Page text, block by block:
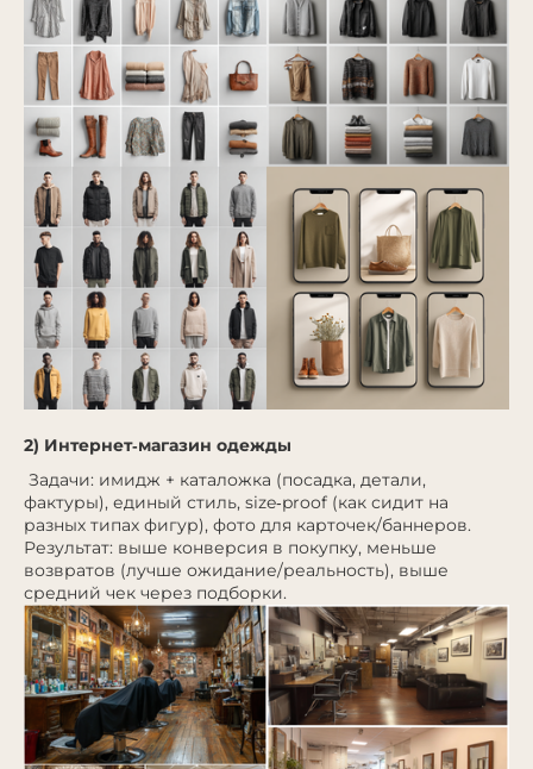
2) Интернет‑магазин одежды
Задачи: имидж + каталожка (посадка, детали,
фактуры), единый стиль, size‑proof (как сидит на
разных типах фигур), фото для карточек/баннеров.
Результат: выше конверсия в покупку, меньше
возвратов (лучше ожидание/реальность), выше
средний чек через подборки.